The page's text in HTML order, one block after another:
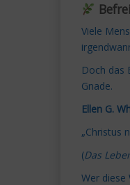
Viele
Doch das
Gnade.
Ellen G.
„Christus
(Das
Wer diese